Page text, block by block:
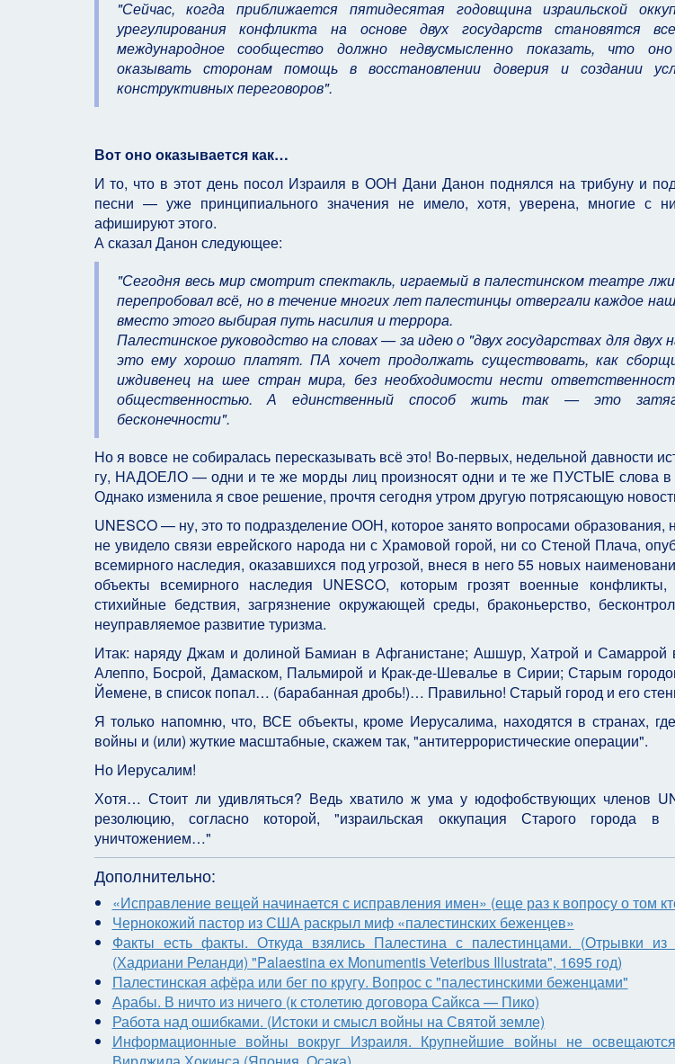
"Сейчас, когда приближается пятидесятая годовщина израильской
урегулирования конфликта на основе двух государств становятся
международное сообщество должно недвусмысленно показать, что
оказывать сторонам помощь в восстановлении доверия и создании
конструктивных переговоров".
Вот оно оказывается как…
И то, что в этот день посол Израиля в ООН Дани Данон поднялся на трибуну и
песни — уже принципиального значения не имело, хотя, уверена, многие с
афишируют этого.
А сказал Данон следующее:
"Сегодня весь мир смотрит спектакль, играемый в палестинском театре
перепробовал всё, но в течение многих лет палестинцы отвергали каждое
вместо этого выбирая путь насилия и террора.
Палестинское руководство на словах — за идею о "двух государствах для двух
это ему хорошо платят. ПА хочет продолжать существовать, как
иждивенец на шее стран мира, без необходимости нести
общественностью. А единственный способ жить так — это
бесконечности".
Но я вовсе не собиралась пересказывать всё это! Во-первых, недельной давности
гу, НАДОЕЛО — одни и те же морды лиц произносят одни и те же ПУСТЫЕ слова в
Однако изменила я свое решение, прочтя сегодня утром другую потрясающую
UNESCO — ну, это то подразделение ООН, которое занято вопросами образования,
не увидело связи еврейского народа ни с Храмовой горой, ни со Стеной Плача,
всемирного наследия, оказавшихся под угрозой, внеся в него 55 новых
объекты всемирного наследия UNESCO, которым грозят военные
стихийные бедствия, загрязнение окружающей среды, браконьерство,
неуправляемое развитие туризма.
Итак: наряду Джам и долиной Бамиан в Афганистане; Ашшур, Хатрой и Самаррой
Алеппо, Босрой, Дамаском, Пальмирой и Крак-де-Шевалье в Сирии; Старым
Йемене, в список попал… (барабанная дробь!)… Правильно! Старый город и его
Я только напомню, что, ВСЕ объекты, кроме Иерусалима, находятся в странах,
войны и (или) жуткие масштабные, скажем так, "антитеррористические операции".
Но Иерусалим!
Хотя… Стоит ли удивляться? Ведь хватило ж ума у юдофобствующих членов
резолюцию, согласно которой, "израильская оккупация Старого города
уничтожением…"
Дополнительно:
«Исправление вещей начинается с исправления имен» (еще раз к вопросу о том
Чернокожий пастор из США раскрыл миф «палестинских беженцев»
Факты есть факты. Откуда взялись Палестина с палестинцами. (Отрывки
(Хадриани Реланди) "Palaestina ex Monumentis Veteribus Illustrata", 1695 год)
Палестинская афёра или бег по кругу. Вопрос с "палестинскими беженцами"
Арабы. В ничто из ничего (к столетию договора Сайкса — Пико)
Работа над ошибками. (Истоки и смысл войны на Святой земле)
Информационные войны вокруг Израиля. Крупнейшие войны не